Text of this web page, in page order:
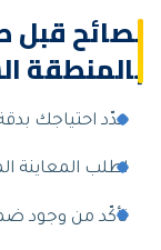
نصائح قبل
بالمنطقة
حدّد احتياجك
اطلب المعاينة
تأكّد من وجود